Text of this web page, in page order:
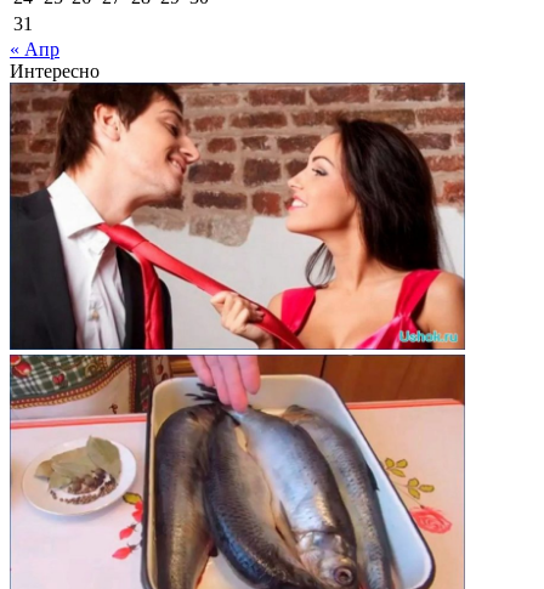
31
« Апр
Интересно